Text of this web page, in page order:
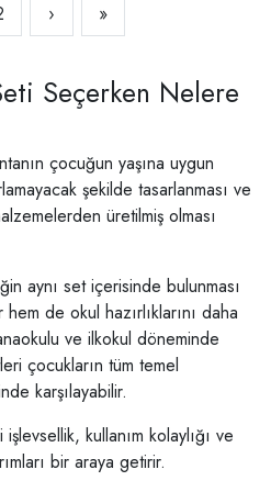
› »
Seçerken Nelere
çocuğun yaşına uygun
şekilde tasarlanması ve
üretilmiş olması
aynı set içerisinde bulunması
de okul hazırlıklarını daha
ve ilkokul döneminde
çocukların tüm temel
karşılayabilir.
kullanım kolaylığı ve
bir araya getirir.